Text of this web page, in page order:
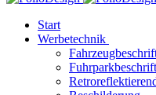
Start
Werbetechnik